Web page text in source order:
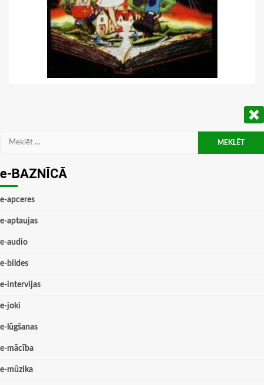
Meklēt:
e-BAZNĪCĀ
e-apceres
e-aptaujas
e-audio
e-bildes
e-intervijas
e-joki
e-lūgšanas
e-mācība
e-mūzika